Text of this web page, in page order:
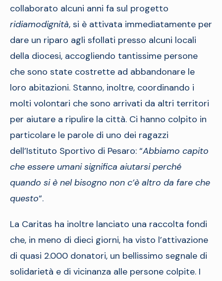
collaborato alcuni anni fa sul progetto
ridiamodignità, si è attivata immediatamente per
dare un riparo agli sfollati presso alcuni locali
della diocesi, accogliendo tantissime persone
che sono state costrette ad abbandonare le
loro abitazioni. Stanno, inoltre, coordinando i
molti volontari che sono arrivati da altri territori
per aiutare a ripulire la città. Ci hanno colpito in
particolare le parole di uno dei ragazzi
dell’Istituto Sportivo di Pesaro: “Abbiamo capito
che essere umani significa aiutarsi perché
quando si è nel bisogno non c’è altro da fare che
questo“.
La Caritas ha inoltre lanciato una raccolta fondi
che, in meno di dieci giorni, ha visto l’attivazione
di quasi 2.000 donatori, un bellissimo segnale di
solidarietà e di vicinanza alle persone colpite. I